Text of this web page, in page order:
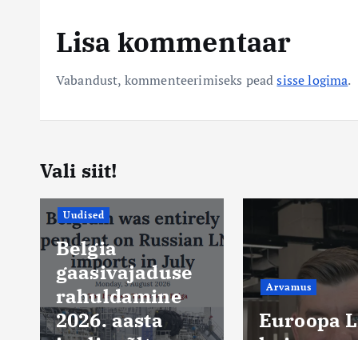
Lisa kommentaar
Vabandust, kommenteerimiseks peadsisse logima.
Vali siit!
Arvamus
Euroopa Liit
Arvamus
Mario
Millal
hakatakse